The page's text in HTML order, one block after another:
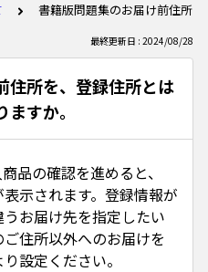
書籍版問題集のお届け前住所
最終更新日 : 2024/08/28
住所を、登録住所とは
すか。
品の確認を進めると、
表示されます。登録情報が
お届け先を指定したい
住所以外へのお届けを
設定ください。